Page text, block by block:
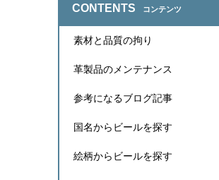
CONTENTS コンテンツ
素材と品質の拘り
革製品のメンテナンス
参考になるブログ記事
国名からビールを探す
絵柄からビールを探す